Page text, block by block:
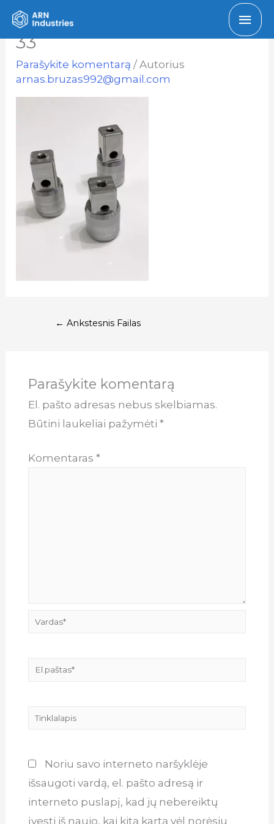
33
Parašykite komentarą / Autorius
arnas.bruzas992@gmail.com
Navigacija
← Ankstesnis Failas
Parašykite komentarą
El. pašto adresas nebus skelbiamas.
Būtini laukeliai pažymėti *
Komentaras *
Vardas*
El.paštas*
Tinklalapis
Noriu savo interneto naršyklėje
išsaugoti vardą, el. pašto adresą ir
interneto puslapį, kad jų nebereiktų
įvesti iš naujo, kai kitą kartą vėl norėsiu